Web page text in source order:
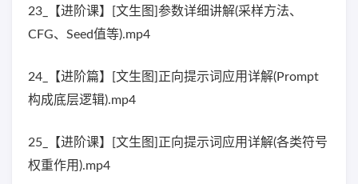
23_【进阶课】[文生图]参数详细讲解(采样方法、
CFG、Seed值等).mp4
24_【进阶篇】[文生图]正向提示词应用详解(Prompt
构成底层逻辑).mp4
25_【进阶课】[文生图]正向提示词应用详解(各类符号
权重作用).mp4